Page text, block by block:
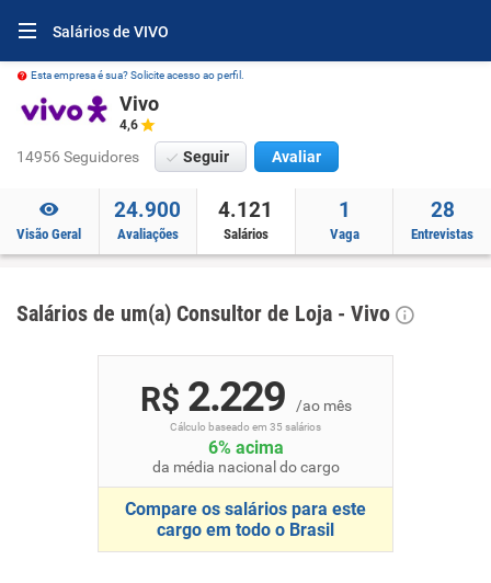
Salários de VIVO
Esta empresa é sua? Solicite acesso ao perfil.
Vivo
4,6
14956 Seguidores Seguir Avaliar
Visão Geral
24.900
Avaliações
4.121
Salários
1
Vaga
28
Entrevistas
Salários de um(a) Consultor de Loja - Vivo
R$ 2.229 /ao mês
Cálculo baseado em 35 salários
6% acima
da média nacional do cargo
Compare os salários para este
cargo em todo o Brasil